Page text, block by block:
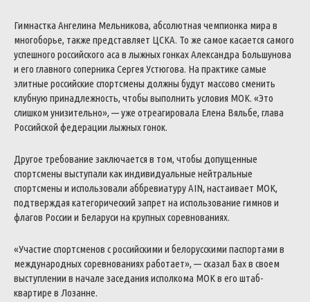
Гимнастка Ангелина Мельникова, абсолютная чемпионка мира в
многоборье, также представляет ЦСКА. То же самое касается самого
успешного российского аса в лыжных гонках Александра Большунова
и его главного соперника Сергея Устюгова. На практике самые
элитные российские спортсмены должны будут массово сменить
клубную принадлежность, чтобы выполнить условия МОК. «Это
слишком унизительно», — уже отреагировала Елена Вяльбе, глава
Российской федерации лыжных гонок.
Другое требование заключается в том, чтобы допущенные
спортсмены выступали как индивидуальные нейтральные
спортсмены и использовали аббревиатуру AIN, настаивает МОК,
подтверждая категорический запрет на использование гимнов и
флагов России и Беларуси на крупных соревнованиях.
«Участие спортсменов с российскими и белорусскими паспортами в
международных соревнованиях работает», — сказал Бах в своем
выступлении в начале заседания исполкома МОК в его штаб-
квартире в Лозанне.